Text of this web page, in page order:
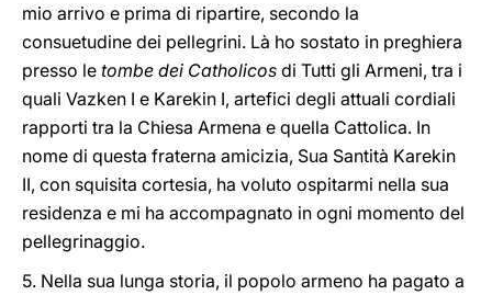
mio arrivo e prima di ripartire, secondo la
consuetudine dei pellegrini. Là ho sostato in preghiera
presso le tombe dei Catholicos di Tutti gli Armeni, tra i
quali Vazken I e Karekin I, artefici degli attuali cordiali
rapporti tra la Chiesa Armena e quella Cattolica. In
nome di questa fraterna amicizia, Sua Santità Karekin
II, con squisita cortesia, ha voluto ospitarmi nella sua
residenza e mi ha accompagnato in ogni momento del
pellegrinaggio.
5. Nella sua lunga storia, il popolo armeno ha pagato a